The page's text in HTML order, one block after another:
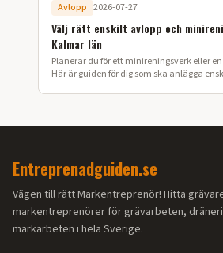
Avlopp 2026-07-27
Välj rätt enskilt avlopp och
Kalmar län
Planerar du för ett minireningsverk eller
Här är guiden för dig som ska anlägga
Entreprenadguiden.se
Vägen till rätt Markentreprenör! Hitta
markentreprenörer för grävarbeten,
markarbeten i hela Sverige.